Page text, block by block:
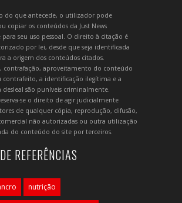
do que antecede, o utilizador pode
copiar os conteúdos da Just News
seu uso pessoal. O direito à citação é
por lei, desde que seja identificada
a origem dos conteúdos citados.
contrafação, aproveitamento do conteúdo
contrafeito, a identificação ilegítima e a
desleal são puníveis criminalmente.
se o direito de agir judicialmente
de qualquer cópia, reprodução, difusão,
não autorizadas ou outra utilização
do conteúdo do site por terceiros.
REFERÊNCIAS
nutrição